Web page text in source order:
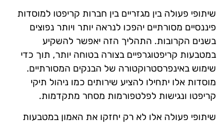
שיתופי פעולה בין מגזריים בין חברות קריפטו למוסדות
פיננסיים מסורתיים יהפכו לנראה יותר ויותר נפוצים
בשנים הקרובות. התהליך הזה יאפשר להשקיע
במטבעות קריפטוגרפיים בצורה בטוחה יותר, תוך כדי
שימוש באינפרסטרוקטורה של הבנקים המסורתיים.
מוסדות אלו יתחילו להציע שירותים כמו ניהול תיקי
קריפטו ונגישות לפלטפורמות מסחר מתקדמות.
שיתופי פעולה אלו לא רק יחזקו את האמון במטבעות